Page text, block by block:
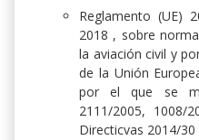
Reglamento (UE)
2018 , sobre
la aviación civil y
de la Unión
por el que se
2111/2005, 1008/
Directicvas 2014/